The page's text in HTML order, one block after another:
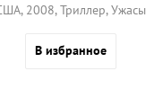
2008, Триллер, Ужасы
В избранное